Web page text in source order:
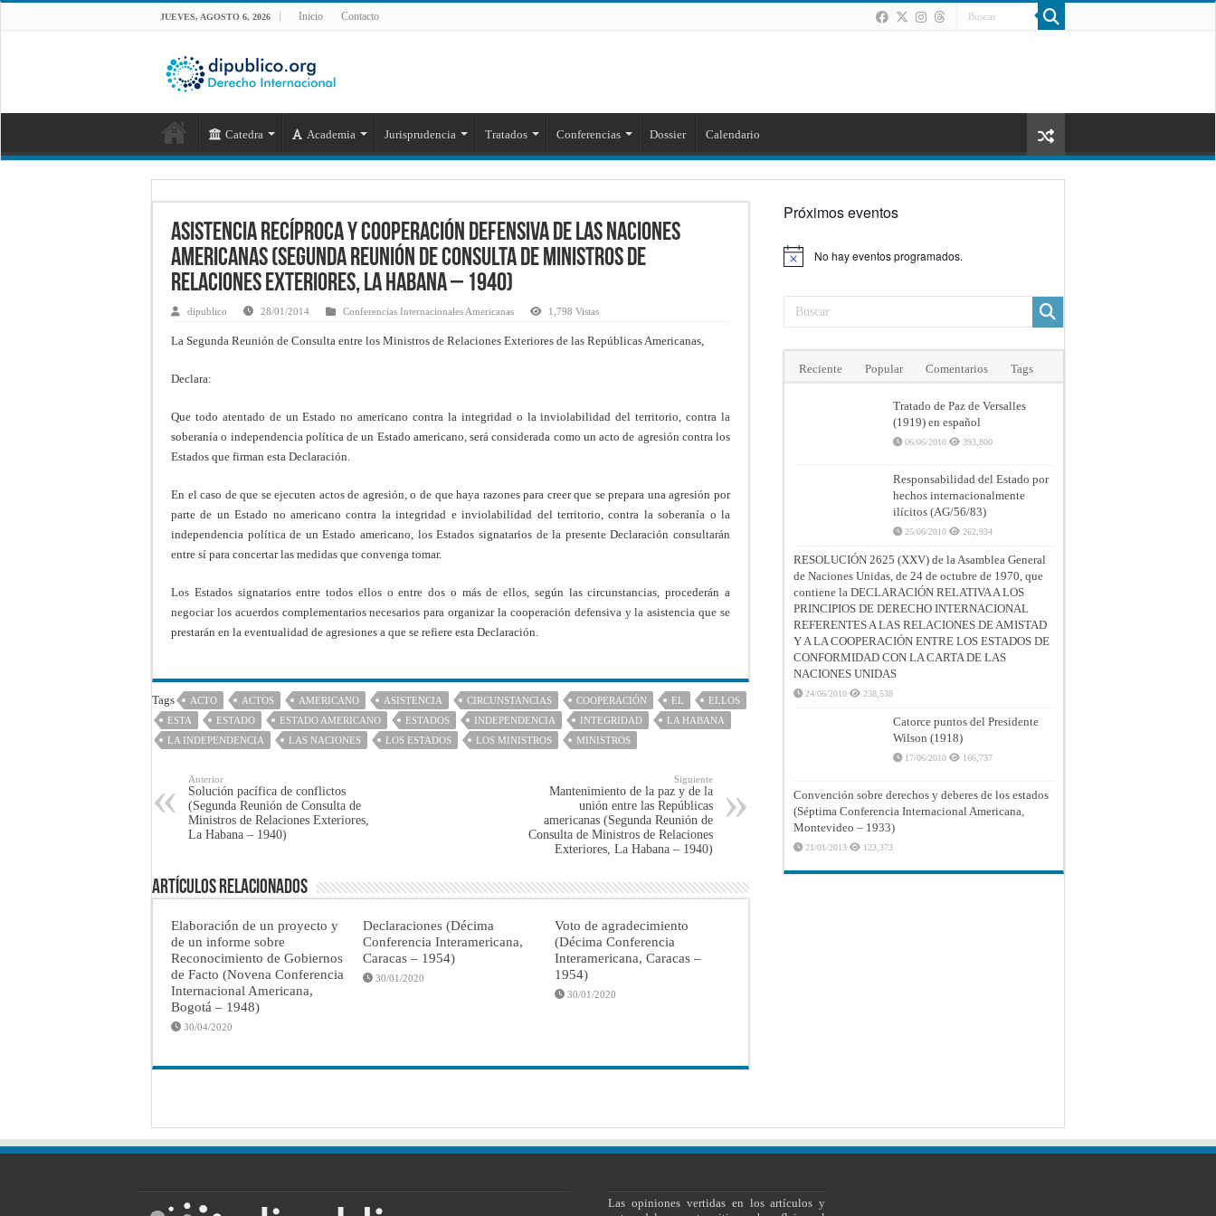
JUEVES, AGOSTO 6, 2026 Inicio Contacto
Catedra Academia Jurisprudencia Tratados Conferencias Dossier Calendario
Asistencia recíproca y cooperación defensiva de las naciones
americanas (Segunda Reunión de Consulta de Ministros de
Relaciones Exteriores, La Habana – 1940)
dipublico 28/01/2014 Conferencias Internacionales Americanas 1,798 Vistas
La Segunda Reunión de Consulta entre los Ministros de Relaciones Exteriores de las Repúblicas Americanas,
Declara:
Que todo atentado de un Estado no americano contra la integridad o la inviolabilidad del territorio, contra la
soberanía o independencia política de un Estado americano, será considerada como un acto de agresión contra los
Estados que firman esta Declaración.
En el caso de que se ejecuten actos de agresión, o de que haya razones para creer que se prepara una agresión por
parte de un Estado no americano contra la integridad e inviolabilidad del territorio, contra la soberanía o la
independencia política de un Estado americano, los Estados signatarios de la presente Declaración consultarán
entre sí para concertar las medidas que convenga tomar.
Los Estados signatarios entre todos ellos o entre dos o más de ellos, según las circunstancias, procederán a
negociar los acuerdos complementarios necesarios para organizar la cooperación defensiva y la asistencia que se
prestarán en la eventualidad de agresiones a que se refiere esta Declaración.
Tags ACTO ACTOS AMERICANO ASISTENCIA CIRCUNSTANCIAS COOPERACIÓN EL
ELLOS
ESTA
ESTADO ESTADO AMERICANO ESTADOS INDEPENDENCIA INTEGRIDAD
LA HABANA
LA INDEPENDENCIA
LAS NACIONES LOS ESTADOS LOS MINISTROS MINISTROS
Anterior
Solución pacífica de conflictos
(Segunda Reunión de Consulta de
Ministros de Relaciones Exteriores,
La Habana – 1940)
Siguiente
Mantenimiento de la paz y de la
unión entre las Repúblicas
americanas (Segunda Reunión de
Consulta de Ministros de Relaciones
Exteriores, La Habana – 1940)
Artículos Relacionados
Elaboración de un proyecto y
de un informe sobre
Reconocimiento de Gobiernos
de Facto (Novena Conferencia
Internacional Americana,
Bogotá – 1948)
30/04/2020
Declaraciones (Décima
Conferencia Interamericana,
Caracas – 1954)
30/01/2020
Voto de agradecimiento
(Décima Conferencia
Interamericana, Caracas –
1954)
30/01/2020
Próximos eventos
Aviso No hay eventos programados.
Reciente Popular Comentarios Tags
Tratado de Paz de Versalles
(1919) en español
06/06/2010 393,800
Responsabilidad del Estado por
hechos internacionalmente
ilícitos (AG/56/83)
25/06/2010 262,934
RESOLUCIÓN 2625 (XXV) de la Asamblea General
de Naciones Unidas, de 24 de octubre de 1970, que
contiene la DECLARACIÓN RELATIVA A LOS
PRINCIPIOS DE DERECHO INTERNACIONAL
REFERENTES A LAS RELACIONES DE AMISTAD
Y A LA COOPERACIÓN ENTRE LOS ESTADOS DE
CONFORMIDAD CON LA CARTA DE LAS
NACIONES UNIDAS
24/06/2010 238,538
Catorce puntos del Presidente
Wilson (1918)
17/06/2010 166,737
Convención sobre derechos y deberes de los estados
(Séptima Conferencia Internacional Americana,
Montevideo – 1933)
21/01/2013 123,373
Las opiniones vertidas en los artículos y